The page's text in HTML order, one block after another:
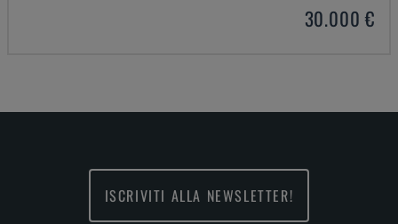
30.000 €
ISCRIVITI ALLA NEWSLETTER!